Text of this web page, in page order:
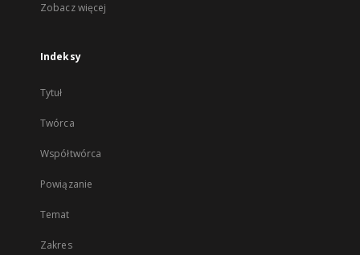
Zobacz więcej
Indeksy
Tytuł
Twórca
Współtwórca
Powiązanie
Temat
Zakres